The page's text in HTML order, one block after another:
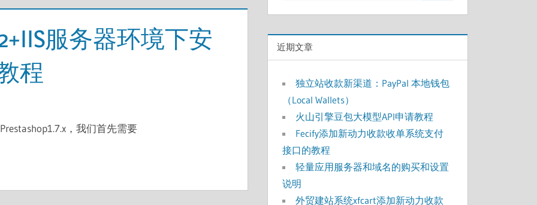
服务器环境下安
程
，我们首先需要
近期文章
独立站收款新渠道：PayPal 本地钱包
（Local Wallets）
火山引擎豆包大模型API申请教程
Fecify添加新动力收款收单系统支付
接口的教程
轻量应用服务器和域名的购买和设置
说明
外贸建站系统xfcart添加新动力收款